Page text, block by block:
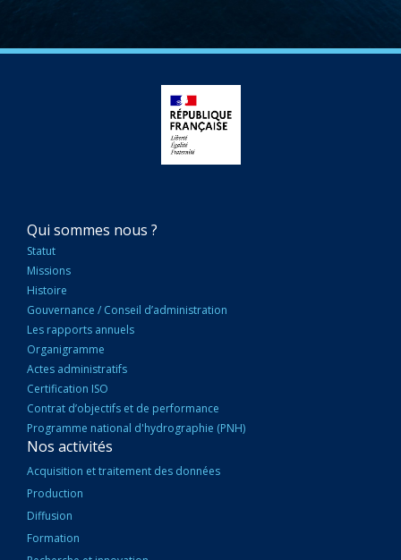
NAVIGATION
PRINCIPALE
Qui sommes nous ?
Statut
Missions
Histoire
Gouvernance / Conseil d’administration
Les rapports annuels
Organigramme
Actes administratifs
Certification ISO
Contrat d’objectifs et de performance
Programme national d'hydrographie (PNH)
Nos activités
Acquisition et traitement des données
Production
Diffusion
Formation